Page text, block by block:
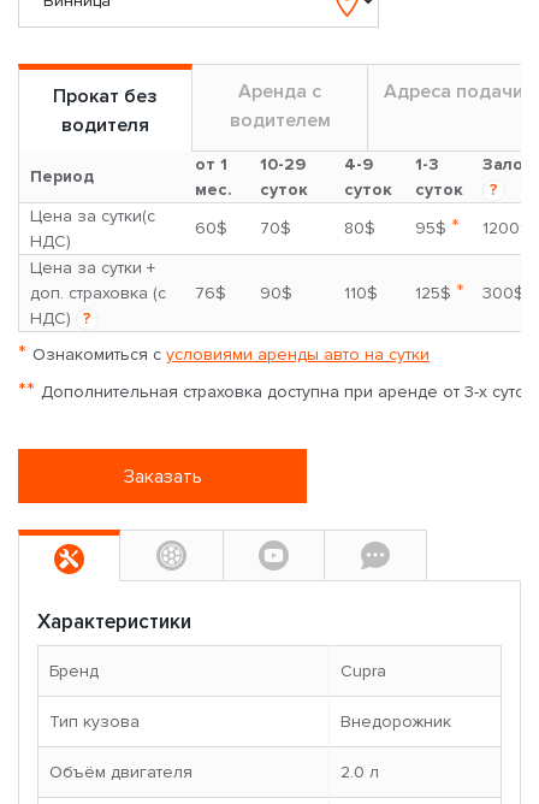
Прокат без
водителя
Аренда с
водителем
Адреса подачи
Период
от 1
мес.
10-29
суток
4-9
суток
1-3
суток
Залог
?
Цена за сутки(с
НДС)
60$ 70$ 80$ 95$ *
1200$
Цена за сутки +
доп. страховка (с
НДС)
?
76$ 90$ 110$ 125$ * 300$
* Ознакомиться с условиями аренды авто на сутки
** Дополнительная страховка доступна при аренде от 3-х суток
Заказать
Характеристики
Бренд Cupra
Тип кузова Внедорожник
Объём двигателя 2.0 л